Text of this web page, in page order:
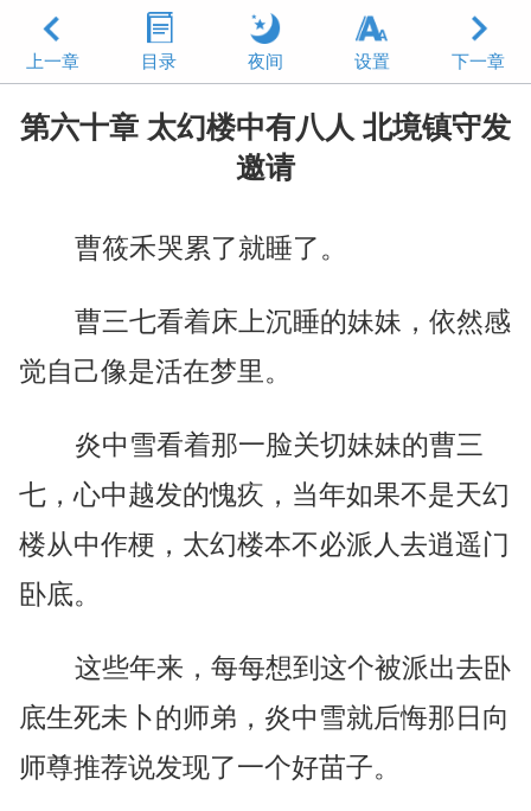
上一章 目录 夜间 设置 下一章
第六十章 太幻楼中有八人 北境镇守发
邀请
曹筱禾哭累了就睡了。
曹三七看着床上沉睡的妹妹，依然感
觉自己像是活在梦里。
炎中雪看着那一脸关切妹妹的曹三
七，心中越发的愧疚，当年如果不是天幻
楼从中作梗，太幻楼本不必派人去逍遥门
卧底。
这些年来，每每想到这个被派出去卧
底生死未卜的师弟，炎中雪就后悔那日向
师尊推荐说发现了一个好苗子。